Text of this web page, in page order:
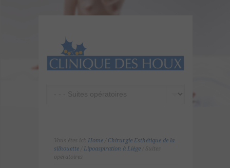
Home/
Chirurgie Esthétique de la
silhouette/ Lipoaspiration à Liège/ Suites